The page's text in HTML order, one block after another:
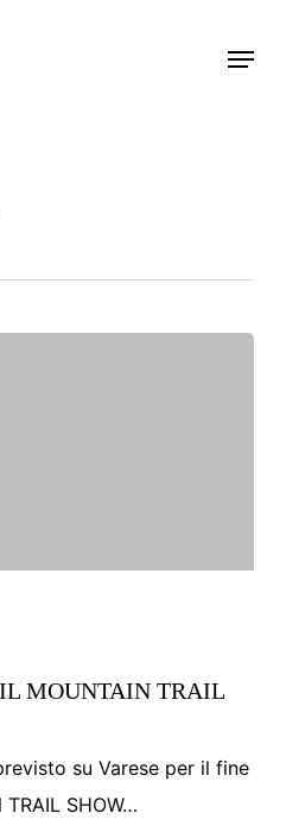
Menu
MOUNTAIN TRAIL
su Varese per il fine
SHOW…